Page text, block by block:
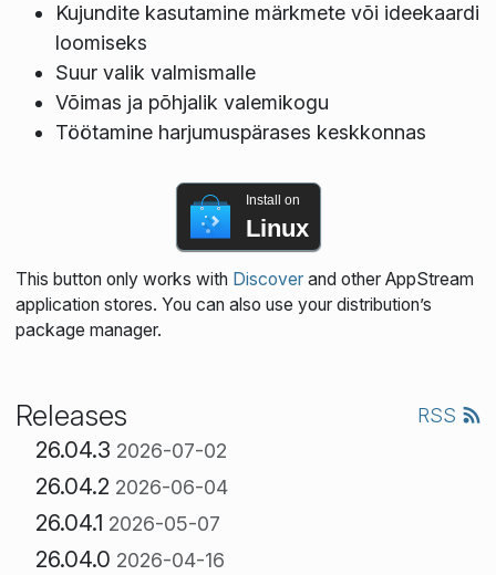
Kujundite kasutamine märkmete või ideekaardi
loomiseks
Suur valik valmismalle
Võimas ja põhjalik valemikogu
Töötamine harjumuspärases keskkonnas
Install on
Linux
This button only works with Discoverand other AppStream
application stores. You can also use your distribution’s
package manager.
Releases RSS
26.04.3 2026-07-02
26.04.2 2026-06-04
26.04.1 2026-05-07
26.04.0 2026-04-16